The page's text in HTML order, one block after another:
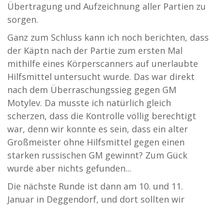
Übertragung und Aufzeichnung aller Partien zu
sorgen.
Ganz zum Schluss kann ich noch berichten, dass
der Käptn nach der Partie zum ersten Mal
mithilfe eines Körperscanners auf unerlaubte
Hilfsmittel untersucht wurde. Das war direkt
nach dem Überraschungssieg gegen GM
Motylev. Da musste ich natürlich gleich
scherzen, dass die Kontrolle völlig berechtigt
war, denn wir konnte es sein, dass ein alter
Großmeister ohne Hilfsmittel gegen einen
starken russischen GM gewinnt? Zum Gück
wurde aber nichts gefunden...
Die nächste Runde ist dann am 10. und 11.
Januar in Deggendorf, und dort sollten wir